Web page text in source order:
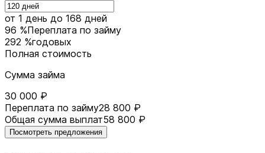
от 1 день до 168 дней
96 %Переплата по займу
292 %годовых
Полная стоимость
Сумма займа
30 000 ₽
Переплата по займу28 800 ₽
Общая сумма выплат58 800 ₽
Посмотреть предложения